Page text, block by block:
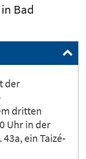
Bad
der
dritten
Uhr in der
ein Taizé-